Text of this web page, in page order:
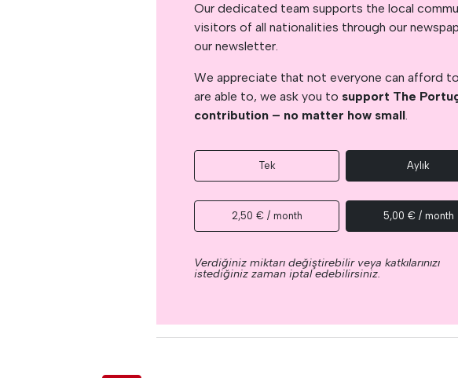
Our dedicated team supports the local
visitors of all nationalities through our
our newsletter.
We appreciate that not everyone can afford
are able to, we ask you to support The
contribution – no matter how small.
Tek Aylık
2,50 € / month 5,00 € / month
Verdiğiniz miktarı değiştirebilir veya katkılarınızı
istediğiniz zaman iptal edebilirsiniz.